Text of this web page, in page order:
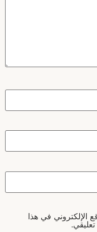
الإلكتروني في هذا